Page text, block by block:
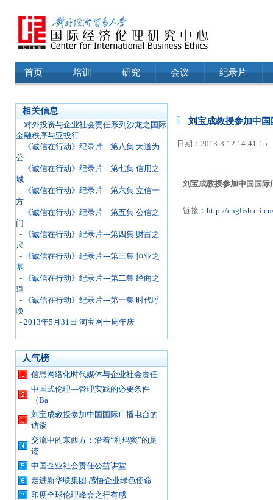
首页 培训 研究 会议 纪录片
相关信息
- 对外投资与企业社会责任系列沙龙之国际
金融秩序与亚投行
-
《诚信在行动》纪录片---第八集 大道为
公
-
《诚信在行动》纪录片---第七集 信用之
城
-
《诚信在行动》纪录片---第六集 立信一
方
-
《诚信在行动》纪录片---第五集 公信之
门
-
《诚信在行动》纪录片---第四集 财富之
尺
-
《诚信在行动》纪录片---第三集 恒业之
基
-
《诚信在行动》纪录片---第二集 经商之
道
-
《诚信在行动》纪录片---第一集 时代呼
唤
- 2013年5月31日 淘宝网十周年庆
人气榜
信息网络化时代媒体与企业社会责任
中国式伦理—管理实践的必要条件
（Ba
刘宝成教授参加中国国际广播电台的
访谈
交流中的东西方：沿着“利玛窦”的足
迹
中国企业社会责任公益讲堂
走进新华联集团 感悟企业绿色使命
印度全球伦理峰会之行有感
刘宝成教授参加中
日期：2013-3-12 14:41:15
刘宝成教授参加中国国
链接： http://